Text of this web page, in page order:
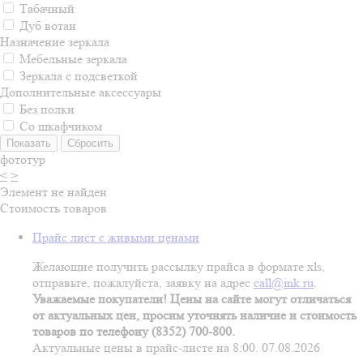
Табачный
Дуб вотан
Назначение зеркала
Мебельные зеркала
Зеркала с подсветкой
Дополнительные аксессуары
Без полки
Со шкафчиком
фототур
< >
Элемент не найден
Стоимость товаров
Прайс лист с живыми ценами
Желающие получить рассылку прайса в формате xls,
отправьте, пожалуйста, заявку на адрес call@ink.ru.
Уважаемые покупатели! Цены на сайте могут отличаться
от актуальных цен, просим уточнять наличие и стоимость
товаров по телефону (8352) 700-800.
Актуальные цены в прайс-листе на 8:00. 07.08.2026